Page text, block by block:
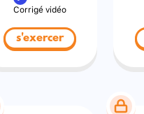
Corrigé vidéo
s'exercer